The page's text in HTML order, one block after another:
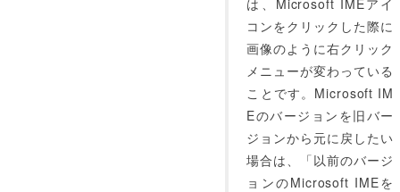
は、Microsoft IMEアイ
コンをクリックした際に
画像のように右クリック
メニューが変わっている
ことです。Microsoft IM
Eのバージョンを旧バー
ジョンから元に戻したい
場合は、「以前のバージ
ョンのMicrosoft IMEを